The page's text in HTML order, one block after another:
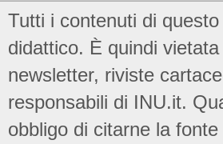
Tutti i contenuti di
didattico. È quindi
newsletter, riviste
responsabili di INU.it.
obbligo di citarne la fonte